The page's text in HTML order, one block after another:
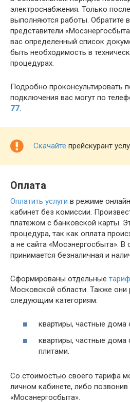
электроснабжения. Только
выполняются работы. Обратите
представители
вас определенный список
быть необходимость в
процедурах.
Подробно проконсультировать
подключения вас могут по
77
Скачайте прейскурант
Оплата
Оплатить услуги в режиме
кабинет без комиссии.
платежом с банковской карты.
процедура, так как оплата
а не сайта «Мосэнергосбыта». В
принимается безналичная и
Сформированы отдельные
Московской области. Также они
следующим категориям:
квартиры, частные дома
квартиры, частные дома
плитами.
Со стоимостью своего тарифа
личном кабинете, либо
«Мосэнергосбыта».